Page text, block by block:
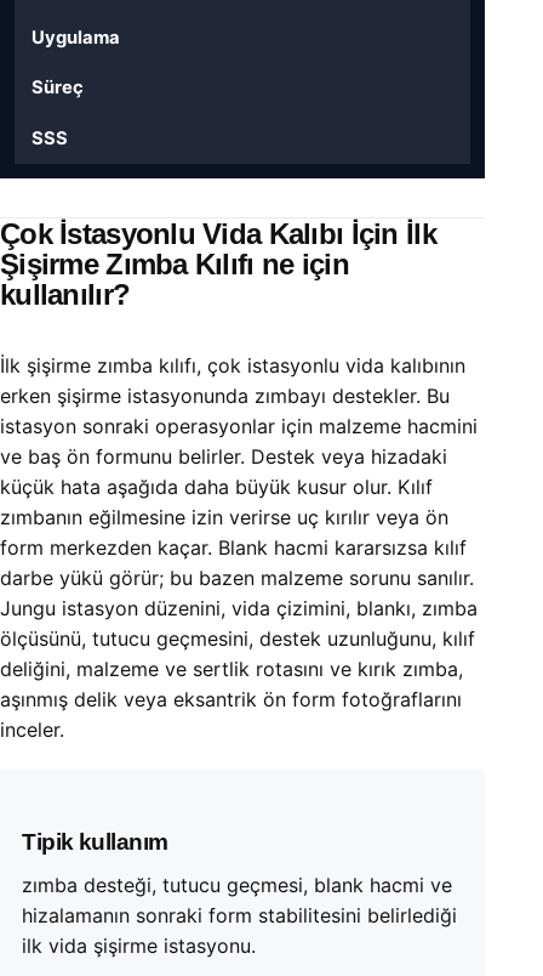
Uygulama
Süreç
SSS
Çok İstasyonlu Vida Kalıbı İçin İlk
Şişirme Zımba Kılıfı ne için
kullanılır?
İlk şişirme zımba kılıfı, çok istasyonlu vida kalıbının
erken şişirme istasyonunda zımbayı destekler. Bu
istasyon sonraki operasyonlar için malzeme hacmini
ve baş ön formunu belirler. Destek veya hizadaki
küçük hata aşağıda daha büyük kusur olur. Kılıf
zımbanın eğilmesine izin verirse uç kırılır veya ön
form merkezden kaçar. Blank hacmi kararsızsa kılıf
darbe yükü görür; bu bazen malzeme sorunu sanılır.
Jungu istasyon düzenini, vida çizimini, blankı, zımba
ölçüsünü, tutucu geçmesini, destek uzunluğunu, kılıf
deliğini, malzeme ve sertlik rotasını ve kırık zımba,
aşınmış delik veya eksantrik ön form fotoğraflarını
inceler.
Tipik kullanım
zımba desteği, tutucu geçmesi, blank hacmi ve
hizalamanın sonraki form stabilitesini belirlediği
ilk vida şişirme istasyonu.